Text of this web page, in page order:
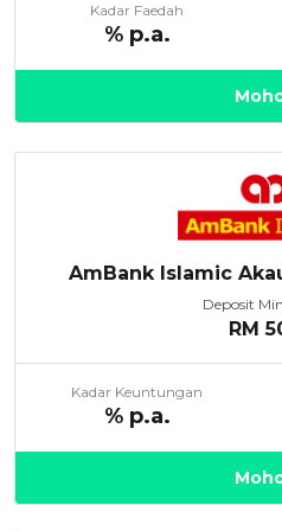
Kadar Faedah
% p.a.
AmBank Islamic
Deposit
RM
Kadar Keuntungan
% p.a.